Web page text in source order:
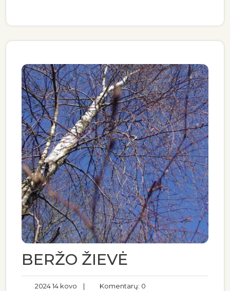
BERŽO ŽIEVĖ
2024 14 kovo | Komentarų: 0